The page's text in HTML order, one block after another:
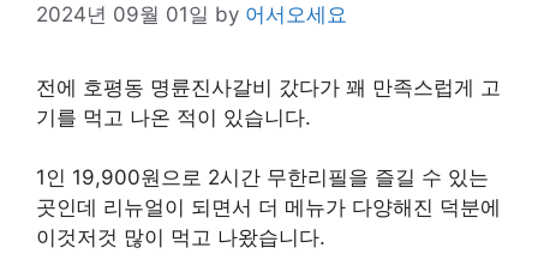
2024년 09월 01일 by 어서오세요
전에 호평동 명륜진사갈비 갔다가 꽤 만족스럽게 고
기를 먹고 나온 적이 있습니다.
1인 19,900원으로 2시간 무한리필을 즐길 수 있는
곳인데 리뉴얼이 되면서 더 메뉴가 다양해진 덕분에
이것저것 많이 먹고 나왔습니다.